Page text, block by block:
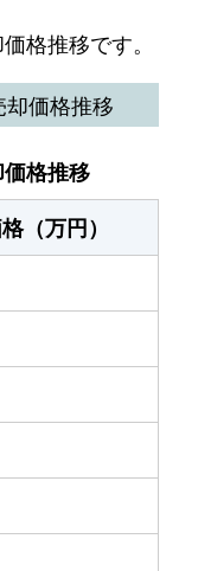
角
徒歩13分
州長瀬
徒歩6分
州長瀬
徒歩7分
州長瀬
徒歩7分
格推移です。
価格推移
格推移
（万円）